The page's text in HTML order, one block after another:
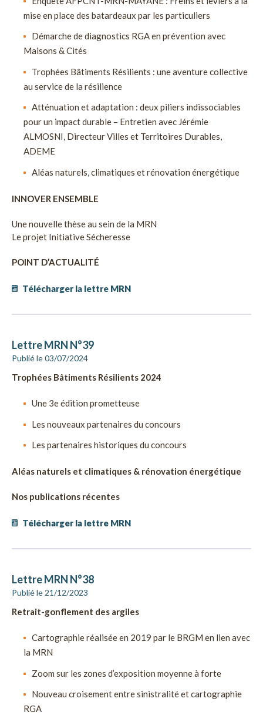
mise en place des batardeaux par les particuliers
Démarche de diagnostics RGA en prévention avec
Maisons & Cités
Trophées Bâtiments Résilients : une aventure collective
au service de la résilience
Atténuation et adaptation : deux piliers indissociables
pour un impact durable – Entretien avec Jérémie
ALMOSNI, Directeur Villes et Territoires Durables,
ADEME
Aléas naturels, climatiques et rénovation énergétique
INNOVER ENSEMBLE
Une nouvelle thèse au sein de la MRN
Le projet Initiative Sécheresse
POINT D’ACTUALITÉ
Télécharger la lettre MRN
Lettre MRN N°39
Publié le 03/07/2024
Trophées Bâtiments Résilients 2024
Une 3e édition prometteuse
Les nouveaux partenaires du concours
Les partenaires historiques du concours
Aléas naturels et climatiques & rénovation énergétique
Nos publications récentes
Télécharger la lettre MRN
Lettre MRN N°38
Publié le 21/12/2023
Retrait-gonflement des argiles
Cartographie réalisée en 2019 par le BRGM en lien avec
la MRN
Zoom sur les zones d’exposition moyenne à forte
Nouveau croisement entre sinistralité et cartographie
RGA